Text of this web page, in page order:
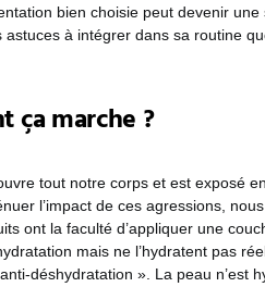
bien choisie peut devenir une
à intégrer dans sa routine
ça marche ?
tout notre corps et est exposé en
l’impact de ces agressions,
ont la faculté d’appliquer une
mais ne l’hydratent pas
déshydratation ». La peau n’est